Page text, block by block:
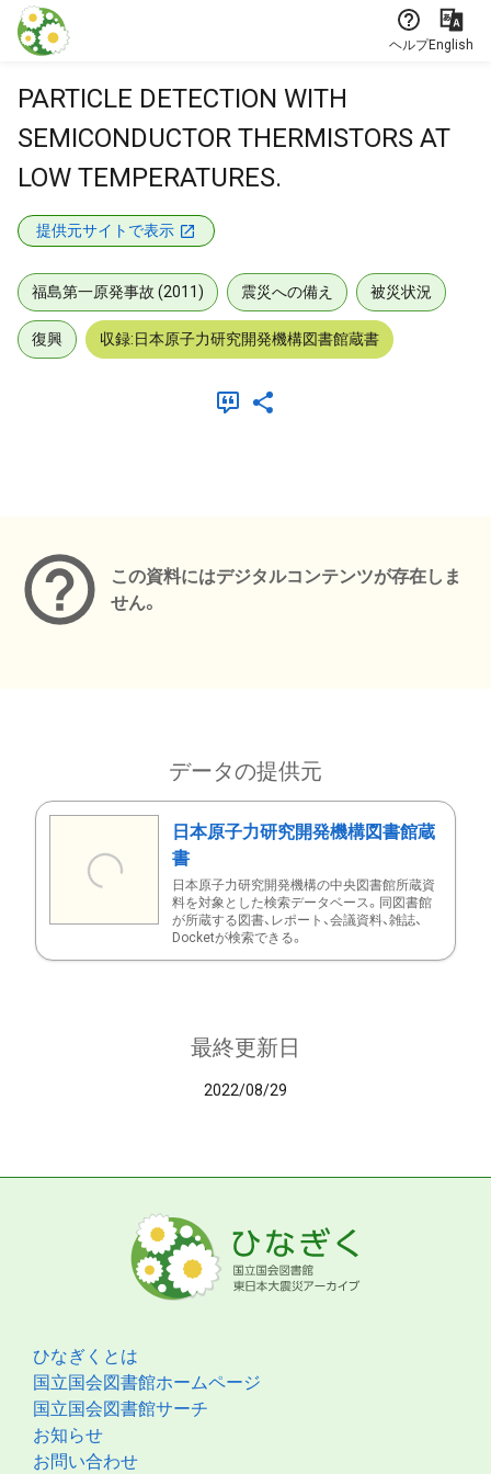
本文に飛ぶ
ヘルプEnglish
PARTICLE DETECTION WITH
SEMICONDUCTOR THERMISTORS AT
LOW TEMPERATURES.
提供元サイトで表示
福島第一原発事故 (2011) 震災への備え 被災状況
復興 収録:日本原子力研究開発機構図書館蔵書
この資料にはデジタルコンテンツが存在しま
せん。
データの提供元
日本原子力研究開発機構図書館蔵
書
日本原子力研究開発機構の中央図書館所蔵資
料を対象とした検索データベース。同図書館
が所蔵する図書、レポート、会議資料、雑誌、
Docketが検索できる。
最終更新日
2022/08/29
ひなぎくとは
国立国会図書館ホームページ
国立国会図書館サーチ
お知らせ
お問い合わせ